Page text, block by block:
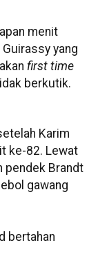
menit
yang
first time
berkutik.
Karim
ke-82. Lewat
pendek Brandt
gawang
bertahan